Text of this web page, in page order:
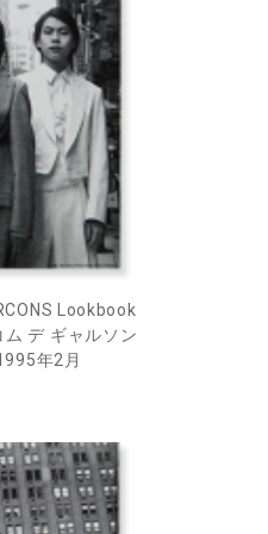
Lookbook
デ ギャルソン
年2月